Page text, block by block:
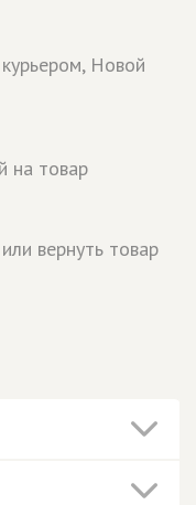
Новой
на товар
вернуть товар